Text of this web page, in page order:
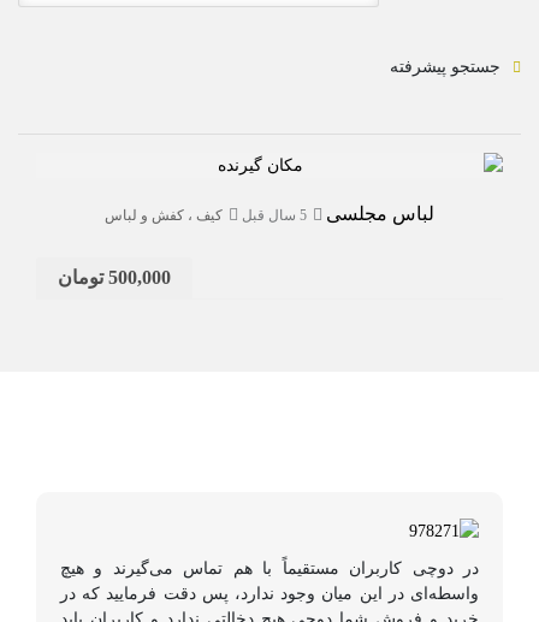
جستجو پیشرفته
500,000 تومان
لباس مجلسی 5 سال قبل کیف ، کفش و لباس
در دوچی کاربران مستقیماً با هم تماس می‌گیرند و هیچ
واسطه‌ای در این میان وجود ندارد، پس دقت فرمایید که در